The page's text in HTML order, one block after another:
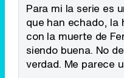
Para mi la serie es
que han echado, la
con la muerte de
siendo buena. No
verdad. Me parece